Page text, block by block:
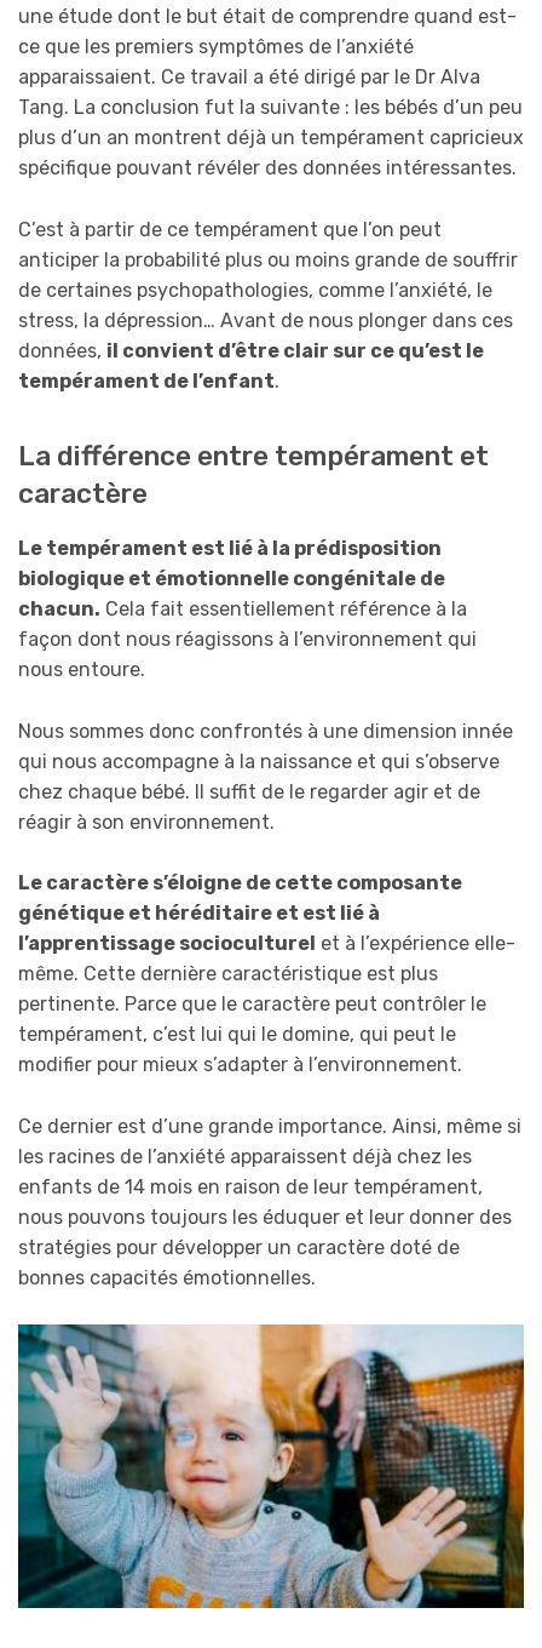
une étude dont le but était de comprendre quand est-
ce que les premiers symptômes de l’anxiété
apparaissaient. Ce travail a été dirigé par le Dr Alva
Tang. La conclusion fut la suivante : les bébés d’un peu
plus d’un an montrent déjà un tempérament capricieux
spécifique pouvant révéler des données intéressantes.
C’est à partir de ce tempérament que l’on peut
anticiper la probabilité plus ou moins grande de souffrir
de certaines psychopathologies, comme l’anxiété, le
stress, la dépression… Avant de nous plonger dans ces
données, il convient d’être clair sur ce qu’est le
tempérament de l’enfant.
La différence entre tempérament et
caractère
Le tempérament est lié à la prédisposition
biologique et émotionnelle congénitale de
chacun. Cela fait essentiellement référence à la
façon dont nous réagissons à l’environnement qui
nous entoure.
Nous sommes donc confrontés à une dimension innée
qui nous accompagne à la naissance et qui s’observe
chez chaque bébé. Il suffit de le regarder agir et de
réagir à son environnement.
Le caractère s’éloigne de cette composante
génétique et héréditaire et est lié à
l’apprentissage socioculturel et à l’expérience elle-
même. Cette dernière caractéristique est plus
pertinente. Parce que le caractère peut contrôler le
tempérament, c’est lui qui le domine, qui peut le
modifier pour mieux s’adapter à l’environnement.
Ce dernier est d’une grande importance. Ainsi, même si
les racines de l’anxiété apparaissent déjà chez les
enfants de 14 mois en raison de leur tempérament,
nous pouvons toujours les éduquer et leur donner des
stratégies pour développer un caractère doté de
bonnes capacités émotionnelles.